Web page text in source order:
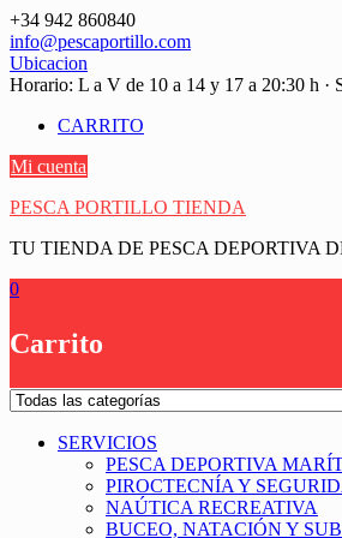
Saltar
contenido
+34 942 860840
info@pescaportillo.com
Ubicacion
Horario: L a V de 10 a 14 y 17 a 20:30 h ·
CARRITO
Mi cuenta
PESCA PORTILLO TIENDA
TU TIENDA DE PESCA DEPORTIVA
0
Carrito
SERVICIOS
PESCA DEPORTIVA
PIROCTECNÍA Y
NAÚTICA RECREATIVA
BUCEO, NATACIÓN Y